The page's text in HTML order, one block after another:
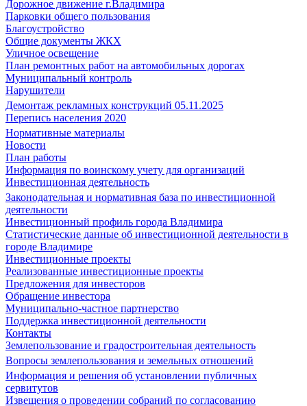
Дорожное движение г.Владимира
Парковки общего пользования
Благоустройство
Общие документы ЖКХ
Уличное освещение
План ремонтных работ на автомобильных дорогах
Муниципальный контроль
Нарушители
Демонтаж рекламных конструкций 05.11.2025
Перепись населения 2020
Нормативные материалы
Новости
План работы
Информация по воинскому учету для организаций
Инвестиционная деятельность
Законодательная и нормативная база по инвестиционной
деятельности
Инвестиционный профиль города Владимира
Статистические данные об инвестиционной деятельности в
городе Владимире
Инвестиционные проекты
Реализованные инвестиционные проекты
Предложения для инвесторов
Обращение инвестора
Муниципально-частное партнерство
Поддержка инвестиционной деятельности
Контакты
Землепользование и градостроительная деятельность
Вопросы землепользования и земельных отношений
Информация и решения об установлении публичных
сервитутов
Извещения о проведении собраний по согласованию